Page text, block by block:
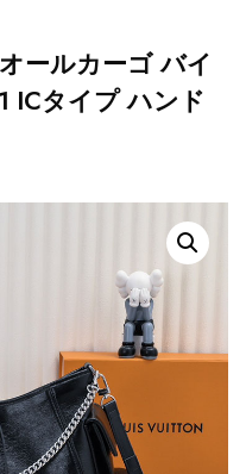
ールカーゴ バイ
ICタイプ ハンド